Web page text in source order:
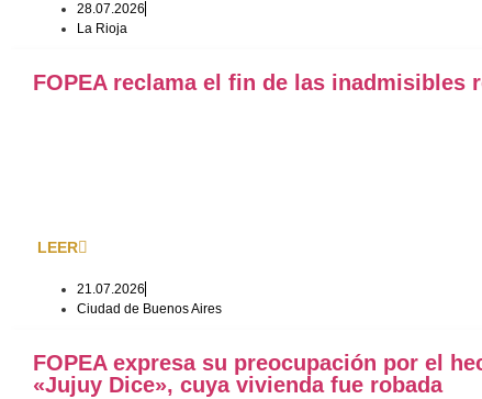
28.07.2026
La Rioja
FOPEA reclama el fin de las inadmisibles
LEER
21.07.2026
Ciudad de Buenos Aires
FOPEA expresa su preocupación por el
«Jujuy Dice», cuya vivienda fue robada